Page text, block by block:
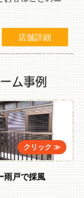
店舗詳細
ム事例
雨戸で採風